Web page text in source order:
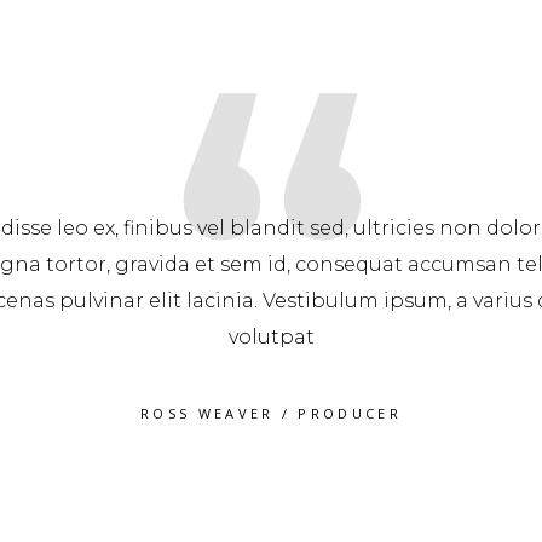
Cras ex enim, feugiat hendrerit
Vestibulum vitae porttitor nibh. Nam
consectetur quam odio, malesuada fames
JAMES FRANCO